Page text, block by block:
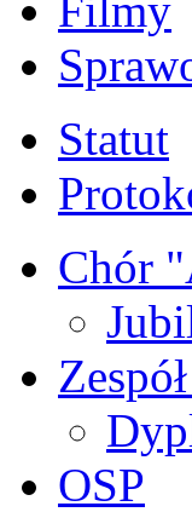
Statut
Chór
OSP